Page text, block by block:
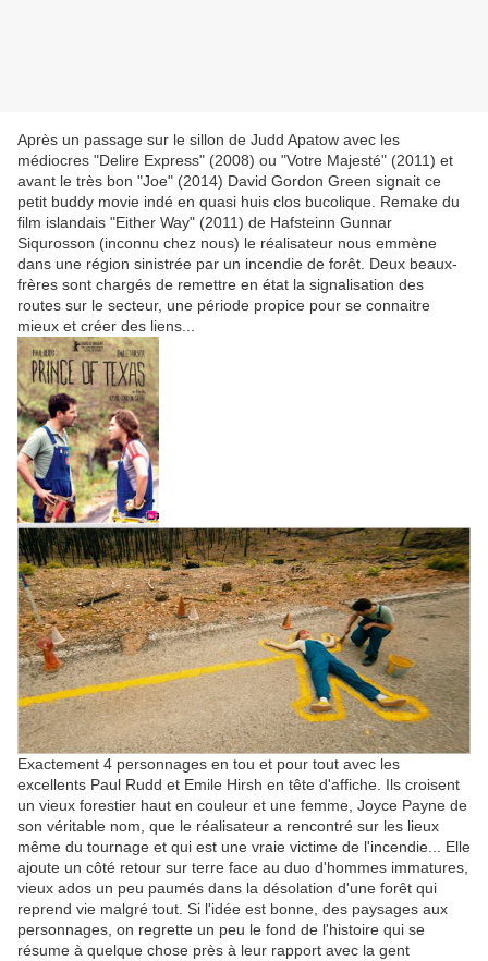
Après un passage sur le sillon de Judd Apatow avec les
médiocres "Delire Express" (2008) ou "Votre Majesté" (2011) et
avant le très bon "Joe" (2014) David Gordon Green signait ce
petit buddy movie indé en quasi huis clos bucolique. Remake du
film islandais "Either Way" (2011) de Hafsteinn Gunnar
Siqurosson (inconnu chez nous) le réalisateur nous emmène
dans une région sinistrée par un incendie de forêt. Deux beaux-
frères sont chargés de remettre en état la signalisation des
routes sur le secteur, une période propice pour se connaitre
mieux et créer des liens...
Exactement 4 personnages en tou et pour tout avec les
excellents Paul Rudd et Emile Hirsh en tête d'affiche. Ils croisent
un vieux forestier haut en couleur et une femme, Joyce Payne de
son véritable nom, que le réalisateur a rencontré sur les lieux
même du tournage et qui est une vraie victime de l'incendie... Elle
ajoute un côté retour sur terre face au duo d'hommes immatures,
vieux ados un peu paumés dans la désolation d'une forêt qui
reprend vie malgré tout. Si l'idée est bonne, des paysages aux
personnages, on regrette un peu le fond de l'histoire qui se
résume à quelque chose près à leur rapport avec la gent